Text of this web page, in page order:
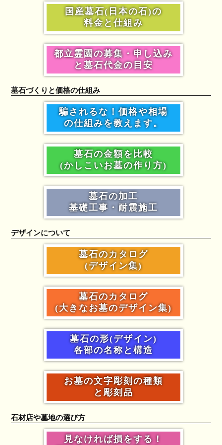
国産墓石(日本の石)の
料金と仕組み
都立霊園の募集・申し込み
と墓石代金の目安
墓石づくりと価格の仕組み
騙されるな！価格や相場
の仕組みを教えます。
墓石の金額を比較
(かしこいお墓の作り方)
墓石の加工
基礎工事・耐震施工
デザインについて
墓石のカタログ
(デザイン集)
墓石のカタログ
(大きなお墓のデザイン集)
墓石の形(デザイン)
各部の名称と構造
お墓の文字彫刻の種類
と彫刻品
石材店や墓地の選び方
見なければ損をする！